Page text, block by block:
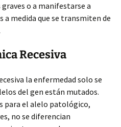
o a manifestarse a
a medida que se transmiten de
Recesiva
la enfermedad solo se
del gen están mutados.
para el alelo patológico,
no se diferencian